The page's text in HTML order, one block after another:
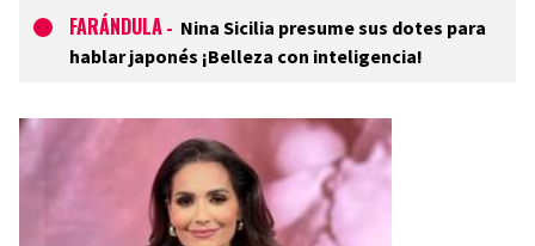
FARÁNDULA - Nina Sicilia presume sus dotes para
hablar japonés ¡Belleza con inteligencia!